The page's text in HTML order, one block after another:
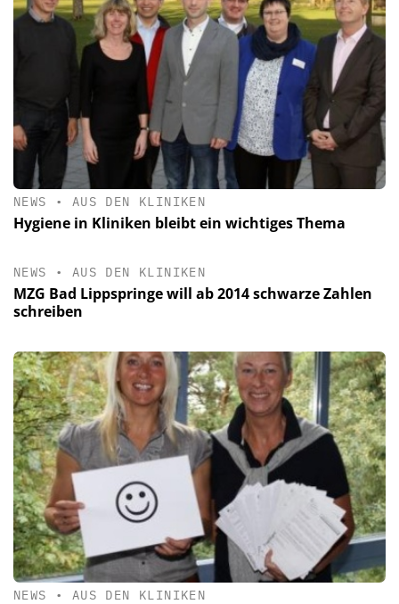
NEWS • AUS DEN KLINIKEN
Hygiene in Kliniken bleibt ein wichtiges Thema
NEWS • AUS DEN KLINIKEN
MZG Bad Lippspringe will ab 2014 schwarze Zahlen
schreiben
NEWS • AUS DEN KLINIKEN